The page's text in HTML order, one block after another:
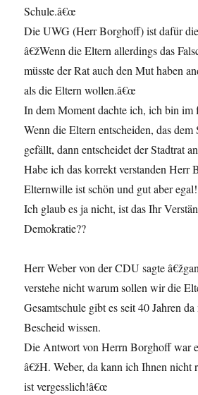
Schule.â€œ
Die UWG (Herr Borghoff) ist dafür
â€žWenn die Eltern allerdings das
müsste der Rat auch den Mut haben
als die Eltern wollen.â€œ
In dem Moment dachte ich, ich bin im
Wenn die Eltern entscheiden, das dem
gefällt, dann entscheidet der Stadtrat
Habe ich das korrekt verstanden Herr
Elternwille ist schön und gut aber
Ich glaub es ja nicht, ist das Ihr
Demokratie??
Herr Weber von der CDU sagte
verstehe nicht warum sollen wir die
Gesamtschule gibt es seit 40 Jahren
Bescheid wissen.
Die Antwort von Herrn Borghoff war
â€žH. Weber, da kann ich Ihnen nicht
ist vergesslich!â€œ